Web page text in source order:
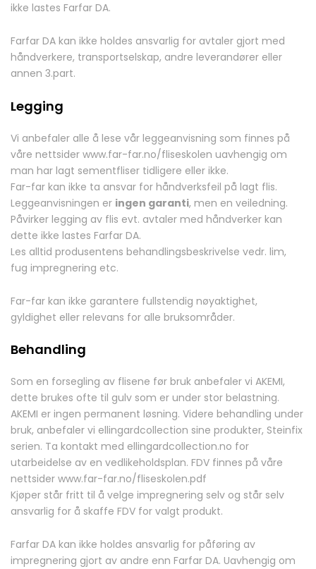
ikke lastes Farfar DA.
Farfar DA kan ikke holdes ansvarlig for avtaler gjort med
håndverkere, transportselskap, andre leverandører eller
annen 3.part.
Legging
Vi anbefaler alle å lese vår leggeanvisning som finnes på
våre nettsider www.far-far.no/fliseskolen uavhengig om
man har lagt sementfliser tidligere eller ikke.
Far-far kan ikke ta ansvar for håndverksfeil på lagt flis.
Leggeanvisningen er ingen garanti, men en veiledning.
Påvirker legging av flis evt. avtaler med håndverker kan
dette ikke lastes Farfar DA.
Les alltid produsentens behandlingsbeskrivelse vedr. lim,
fug impregnering etc.
Far-far kan ikke garantere fullstendig nøyaktighet,
gyldighet eller relevans for alle bruksområder.
Behandling
Som en forsegling av flisene før bruk anbefaler vi AKEMI,
dette brukes ofte til gulv som er under stor belastning.
AKEMI er ingen permanent løsning. Videre behandling under
bruk, anbefaler vi ellingardcollection sine produkter, Steinfix
serien. Ta kontakt med ellingardcollection.no for
utarbeidelse av en vedlikeholdsplan. FDV finnes på våre
nettsider www.far-far.no/fliseskolen.pdf
Kjøper står fritt til å velge impregnering selv og står selv
ansvarlig for å skaffe FDV for valgt produkt.
Farfar DA kan ikke holdes ansvarlig for påføring av
impregnering gjort av andre enn Farfar DA. Uavhengig om